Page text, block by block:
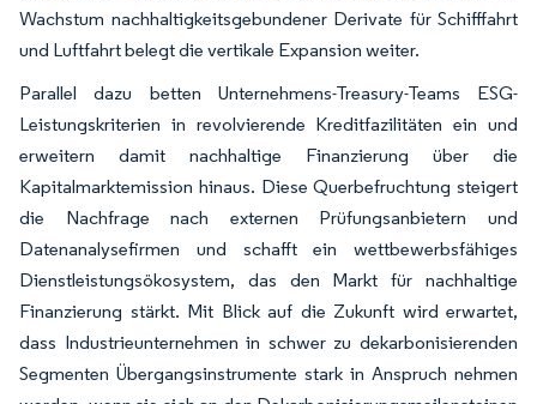
Wachstum nachhaltigkeitsgebundener Derivate für Schifffahrt
und Luftfahrt belegt die vertikale Expansion weiter.
Parallel dazu betten Unternehmens-Treasury-Teams ESG-
Leistungskriterien in revolvierende Kreditfazilitäten ein und
erweitern damit nachhaltige Finanzierung über die
Kapitalmarktemission hinaus. Diese Querbefruchtung steigert
die Nachfrage nach externen Prüfungsanbietern und
Datenanalysefirmen und schafft ein wettbewerbsfähiges
Dienstleistungsökosystem, das den Markt für nachhaltige
Finanzierung stärkt. Mit Blick auf die Zukunft wird erwartet,
dass Industrieunternehmen in schwer zu dekarbonisierenden
Segmenten Übergangsinstrumente stark in Anspruch nehmen